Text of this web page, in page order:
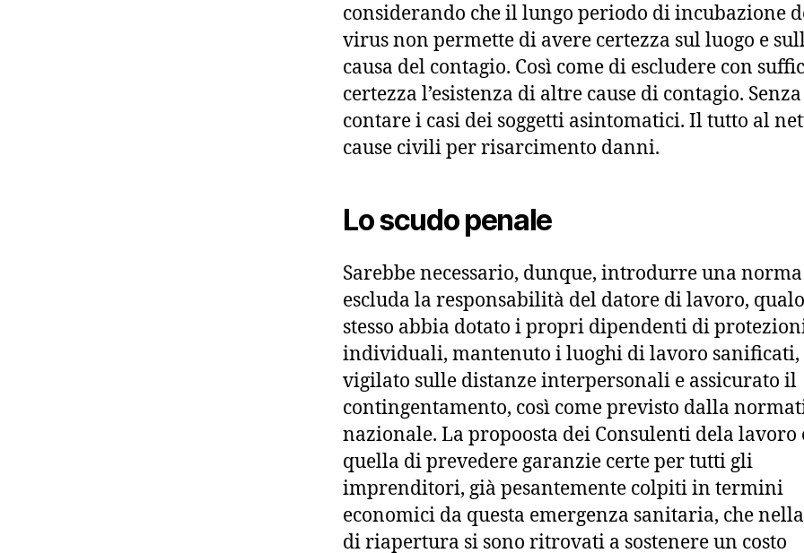
considerando che il lungo periodo di incubazione
virus non permette di avere certezza sul luogo e
causa del contagio. Così come di escludere con
certezza l’esistenza di altre cause di contagio.
contare i casi dei soggetti asintomatici. Il tutto al
cause civili per risarcimento danni.
Lo scudo penale
Sarebbe necessario, dunque, introdurre una
escluda la responsabilità del datore di lavoro,
stesso abbia dotato i propri dipendenti di
individuali, mantenuto i luoghi di lavoro sanificati,
vigilato sulle distanze interpersonali e assicurato il
contingentamento, così come previsto dalla
nazionale. La propoosta dei Consulenti dela lavoro
quella di prevedere garanzie certe per tutti gli
imprenditori, già pesantemente colpiti in termini
economici da questa emergenza sanitaria, che
di riapertura si sono ritrovati a sostenere un costo